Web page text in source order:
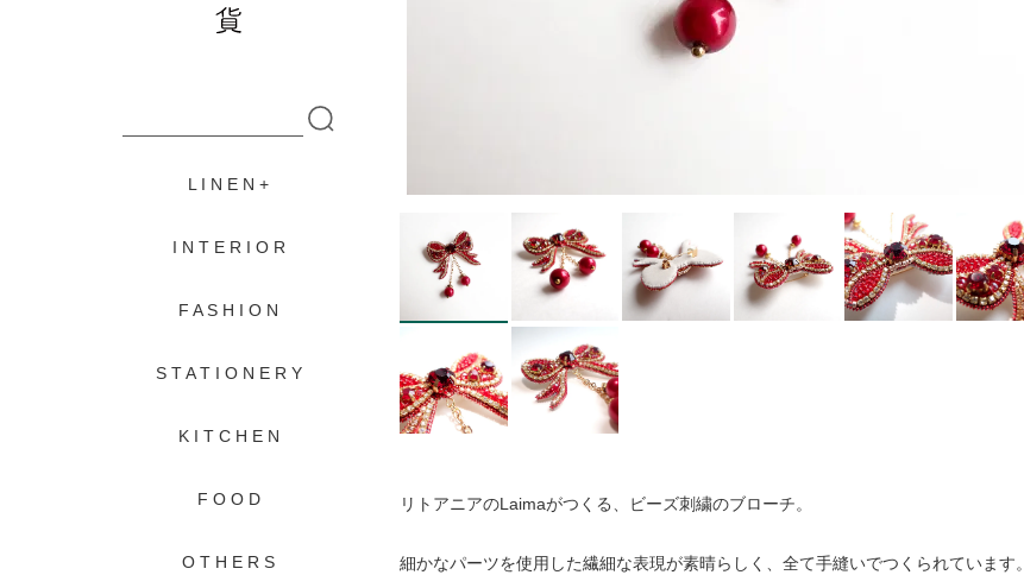
L I N E N
I N T E R I O R
F A S H I O N
S T A T I O N E R Y
K I T C H E N
F O O D
O T H E R S
リトアニアのLaimaがつくる、ビーズ刺繍のブローチ。
細かなパーツを使用した繊細な表現が素晴らしく、全て手縫いでつくられています。